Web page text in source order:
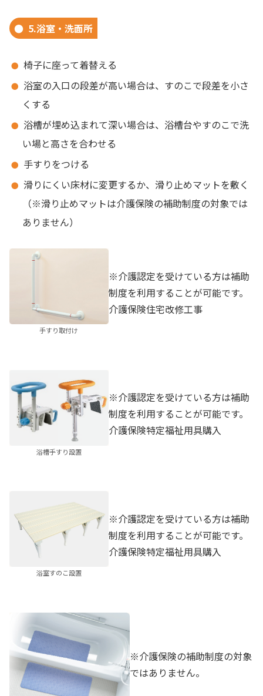
5.浴室・洗面所
椅子に座って着替える
浴室の入口の段差が高い場合は、すのこで段差を小さ
くする
浴槽が埋め込まれて深い場合は、浴槽台やすのこで洗
い場と高さを合わせる
手すりをつける
滑りにくい床材に変更するか、滑り止めマットを敷く
（※滑り止めマットは介護保険の補助制度の対象では
ありません）
手すり取付け
※介護認定を受けている方は補助
制度を利用することが可能です。
介護保険住宅改修工事
浴槽手すり設置
※介護認定を受けている方は補助
制度を利用することが可能です。
介護保険特定福祉用具購入
浴室すのこ設置
※介護認定を受けている方は補助
制度を利用することが可能です。
介護保険特定福祉用具購入
※介護保険の補助制度の対象
ではありません。